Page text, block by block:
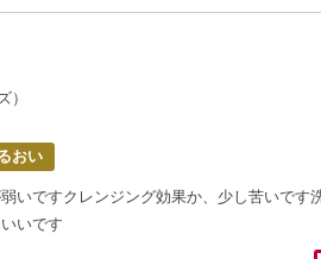
）
おい
いですクレンジング効果か、少し苦いです
いです